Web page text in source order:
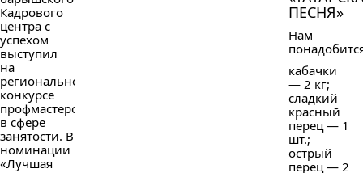
Кадрового
центра с
успехом
выступил
на
региональном
конкурсе
профмастерства
в сфере
занятости. В
номинации
«Лучшая
ПЕСНЯ»
Нам
кабачки
— 2 кг;
сладкий
красный
перец — 1
шт.;
острый
перец — 2